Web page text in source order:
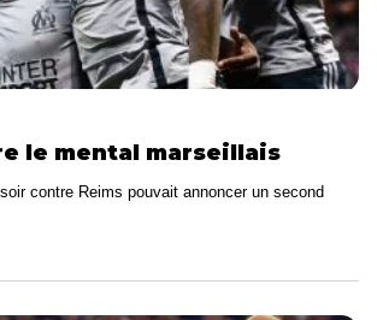
le mental marseillais
contre Reims pouvait annoncer un second